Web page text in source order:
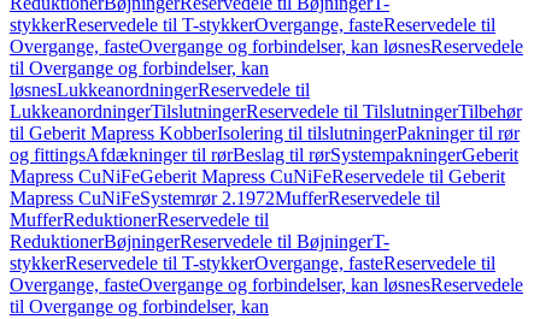
stykkerReservedele til T-stykkerOvergange, fasteReservedele til
Overgange, fasteOvergange og forbindelser, kan løsnesReservedele
til Overgange og forbindelser, kan
løsnesLukkeanordningerReservedele til
LukkeanordningerTilslutningerReservedele til TilslutningerTilbehør
til Geberit Mapress KobberIsolering til tilslutningerPakninger til rør
og fittingsAfdækninger til rørBeslag til rørSystempakningerGeberit
Mapress CuNiFeGeberit Mapress CuNiFeReservedele til Geberit
Mapress CuNiFeSystemrør 2.1972MufferReservedele til
MufferReduktionerReservedele til
ReduktionerBøjningerReservedele til BøjningerT-
stykkerReservedele til T-stykkerOvergange, fasteReservedele til
Overgange, fasteOvergange og forbindelser, kan løsnesReservedele
til Overgange og forbindelser, kan